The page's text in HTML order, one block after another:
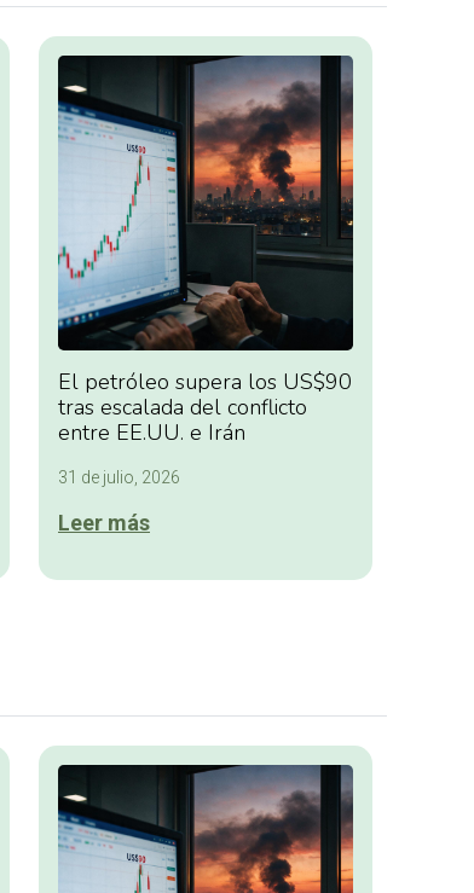
El petróleo supera los US$90
tras escalada del conflicto
entre EE.UU. e Irán
31 de julio, 2026
Leer más